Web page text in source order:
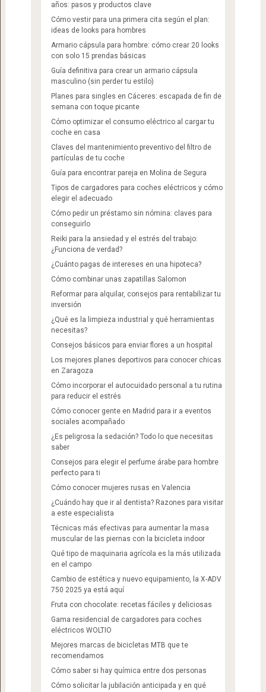
años: pasos y productos clave
Cómo vestir para una primera cita según el plan:
ideas de looks para hombres
Armario cápsula para hombre: cómo crear 20 looks
con solo 15 prendas básicas
Guía definitiva para crear un armario cápsula
masculino (sin perder tu estilo)
Planes para singles en Cáceres: escapada de fin de
semana con toque picante
Cómo optimizar el consumo eléctrico al cargar tu
coche en casa
Claves del mantenimiento preventivo del filtro de
partículas de tu coche
Guía para encontrar pareja en Molina de Segura
Tipos de cargadores para coches eléctricos y cómo
elegir el adecuado
Cómo pedir un préstamo sin nómina: claves para
conseguirlo
Reiki para la ansiedad y el estrés del trabajo:
¿Funciona de verdad?
¿Cuánto pagas de intereses en una hipoteca?
Cómo combinar unas zapatillas Salomon​
Reformar para alquilar, consejos para rentabilizar tu
inversión
¿Qué es la limpieza industrial y qué herramientas
necesitas?
Consejos básicos para enviar flores a un hospital
Los mejores planes deportivos para conocer chicas
en Zaragoza
Cómo incorporar el autocuidado personal a tu rutina
para reducir el estrés
Cómo conocer gente en Madrid para ir a eventos
sociales acompañado
¿Es peligrosa la sedación? Todo lo que necesitas
saber
Consejos para elegir el perfume árabe para hombre
perfecto para ti
Cómo conocer mujeres rusas en Valencia
¿Cuándo hay que ir al dentista? Razones para visitar
a este especialista
Técnicas más efectivas para aumentar la masa
muscular de las piernas con la bicicleta indoor
Qué tipo de maquinaria agrícola es la más utilizada
en el campo
Cambio de estética y nuevo equipamiento, la X-ADV
750 2025 ya está aquí
Fruta con chocolate: recetas fáciles y deliciosas
Gama residencial de cargadores para coches
eléctricos WOLTIO
Mejores marcas de bicicletas MTB que te
recomendamos
Cómo saber si hay química entre dos personas
Cómo solicitar la jubilación anticipada y en qué